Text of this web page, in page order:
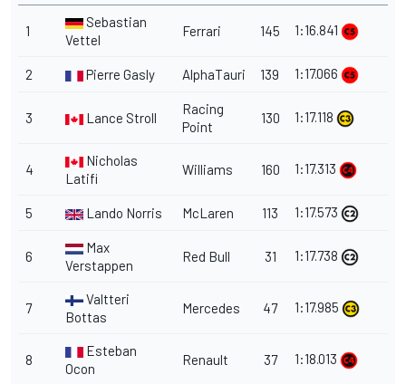
1
Sebastian
Vettel
Ferrari 145 1:16.841
2 Pierre Gasly AlphaTauri 139 1:17.066
3 Lance Stroll
Racing
Point
130 1:17.118
4
Nicholas
Latifi
Williams 160 1:17.313
5 Lando Norris McLaren 113 1:17.573
6
Max
Verstappen
Red Bull 31 1:17.738
7
Valtteri
Bottas
Mercedes 47 1:17.985
8
Esteban
Ocon
Renault 37 1:18.013